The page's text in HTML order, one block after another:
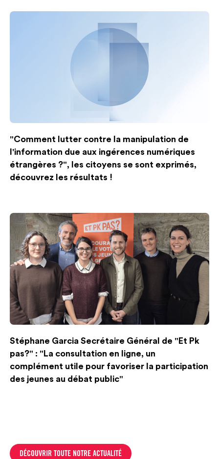
"Comment lutter contre la manipulation de
l'information due aux ingérences numériques
étrangères ?", les citoyens se sont exprimés,
découvrez les résultats !
Stéphane Garcia Secrétaire Général de "Et Pk
pas?" : "La consultation en ligne, un
complément utile pour favoriser la participation
des jeunes au débat public"
DÉCOUVRIR TOUTE NOTRE ACTUALITÉ